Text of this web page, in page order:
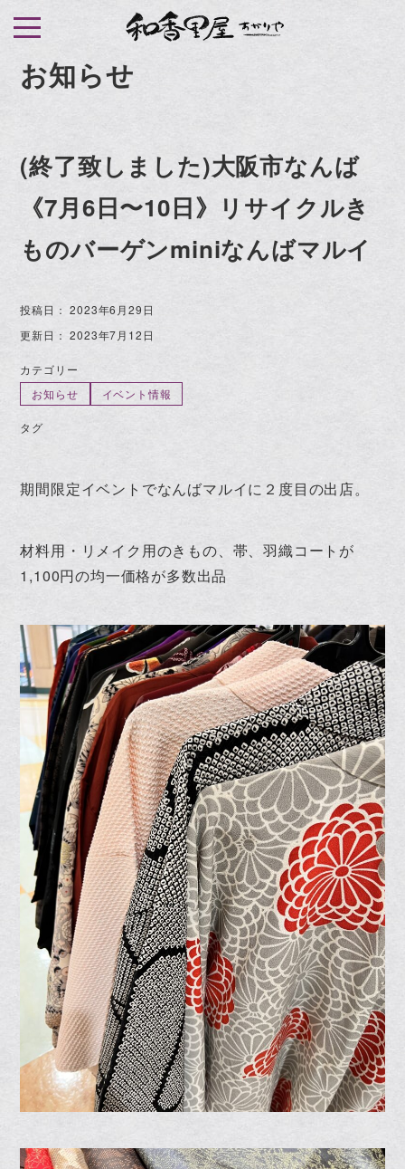
お知らせ
(終了致しました)大阪市なんば
《7月6日〜10日》リサイクルき
ものバーゲンminiなんばマルイ
投稿日： 2023年6月29日
更新日： 2023年7月12日
カテゴリー
お知らせ
イベント情報
タグ
期間限定イベントでなんばマルイに２度目の出店。
材料用・リメイク用のきもの、帯、羽織コートが
1,100円の均一価格が多数出品